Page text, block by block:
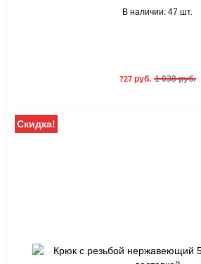
В наличии: 47 шт.
727 руб. 1 038 руб.
Скидка!